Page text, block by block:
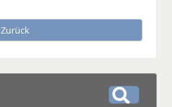
Zurück